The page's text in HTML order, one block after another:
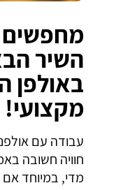
השיר
באולפן
מקצועי!
עבודה עם
חוויה חשובה
מדי, במיוחד